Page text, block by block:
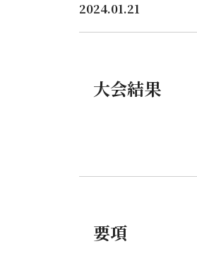
2024.01.21
大会結果
要項